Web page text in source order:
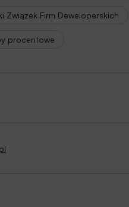
Związek Firm Deweloperskich
procentowe